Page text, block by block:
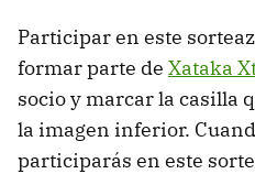
Participar en este
formar parte de Xataka
socio y marcar la casilla
la imagen inferior.
participarás en este